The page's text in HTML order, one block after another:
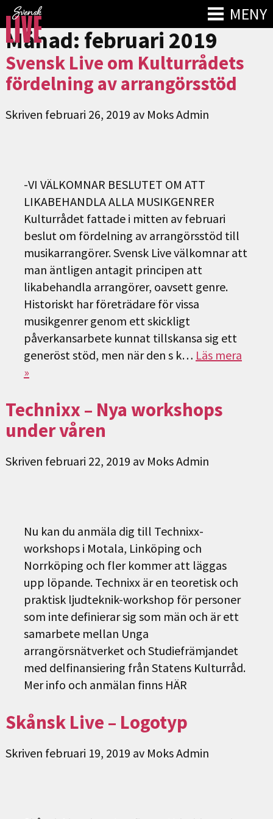
MENY
Månad: februari 2019
Svensk Live om Kulturrådets
fördelning av arrangörsstöd
Skriven februari 26, 2019 av Moks Admin
-VI VÄLKOMNAR BESLUTET OM ATT
LIKABEHANDLA ALLA MUSIKGENRER
Kulturrådet fattade i mitten av februari
beslut om fördelning av arrangörsstöd till
musikarrangörer. Svensk Live välkomnar att
man äntligen antagit principen att
likabehandla arrangörer, oavsett genre.
Historiskt har företrädare för vissa
musikgenrer genom ett skickligt
påverkansarbete kunnat tillskansa sig ett
generöst stöd, men när den s k… Läs mera
»
Technixx – Nya workshops
under våren
Skriven februari 22, 2019 av Moks Admin
Nu kan du anmäla dig till Technixx-
workshops i Motala, Linköping och
Norrköping och fler kommer att läggas
upp löpande. Technixx är en teoretisk och
praktisk ljudteknik-workshop för personer
som inte definierar sig som män och är ett
samarbete mellan Unga
arrangörsnätverket och Studiefrämjandet
med delfinansiering från Statens Kulturråd.
Mer info och anmälan finns HÄR
Skånsk Live – Logotyp
Skriven februari 19, 2019 av Moks Admin